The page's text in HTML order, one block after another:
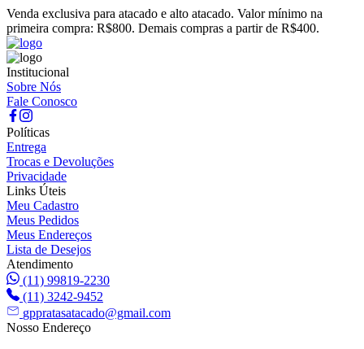
Venda exclusiva para atacado e alto atacado. Valor mínimo na
primeira compra: R$800. Demais compras a partir de R$400.
Institucional
Sobre Nós
Fale Conosco
Políticas
Entrega
Trocas e Devoluções
Privacidade
Links Úteis
Meu Cadastro
Meus Pedidos
Meus Endereços
Lista de Desejos
Atendimento
(11) 99819-2230
(11) 3242-9452
gppratasatacado@gmail.com
Nosso Endereço